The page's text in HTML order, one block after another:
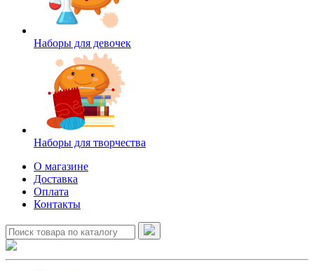
Наборы для девочек
Наборы для творчества
О магазине
Доставка
Оплата
Контакты